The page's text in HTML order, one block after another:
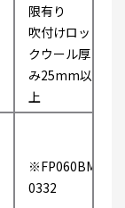
限有り
吹付けロッ
クウール厚
み25mm以
上
※FP060BM-
0332